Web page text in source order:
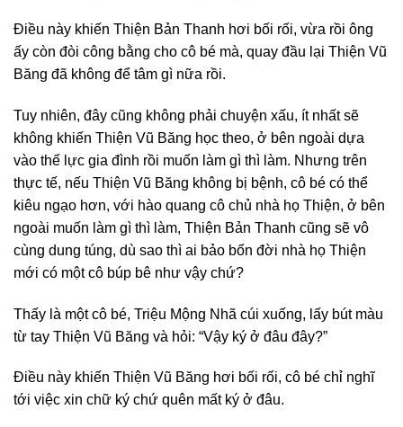
Điều này khiến Thiện Bản Thanh hơi bối rối, vừa rồi ông
ấy còn đòi công bằng cho cô bé mà, quay đầu lại Thiện Vũ
Băng đã không để tâm gì nữa rồi.
Tuy nhiên, đây cũng không phải chuyện xấu, ít nhất sẽ
không khiến Thiện Vũ Băng học theo, ở bên ngoài dựa
vào thế lực gia đình rồi muốn làm gì thì làm. Nhưng trên
thực tế, nếu Thiện Vũ Băng không bị bệnh, cô bé có thể
kiêu ngạo hơn, với hào quang cô chủ nhà họ Thiện, ở bên
ngoài muốn làm gì thì làm, Thiện Bản Thanh cũng sẽ vô
cùng dung túng, dù sao thì ai bảo bốn đời nhà họ Thiện
mới có một cô búp bê như vậy chứ?
Thấy là một cô bé, Triệu Mộng Nhã cúi xuống, lấy bút màu
từ tay Thiện Vũ Băng và hỏi: “Vậy ký ở đâu đây?”
Điều này khiến Thiện Vũ Băng hơi bối rối, cô bé chỉ nghĩ
tới việc xin chữ ký chứ quên mất ký ở đâu.